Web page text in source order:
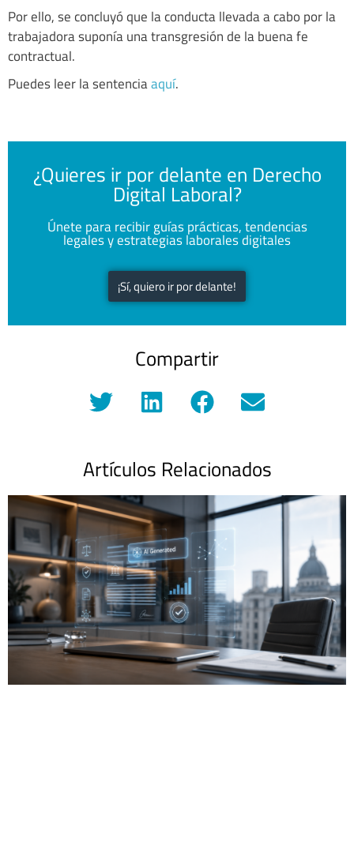
Por ello, se concluyó que la conducta llevada a cabo por la
trabajadora suponía una transgresión de la buena fe
contractual.
Puedes leer la sentenciaaquí.
¿Quieres ir por delante en Derecho
Digital Laboral?
Únete para recibir guías prácticas, tendencias
legales y estrategias laborales digitales
¡Sí, quiero ir por delante!
Compartir
Artículos Relacionados